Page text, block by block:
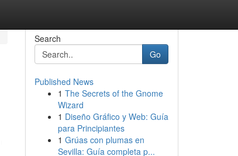
Search
Go
Published News
1 The Secrets of the Gnome
Wizard
1 Diseño Gráfico y Web: Guía
para Principiantes
1 Grúas con plumas en
Sevilla: Guía completa p...